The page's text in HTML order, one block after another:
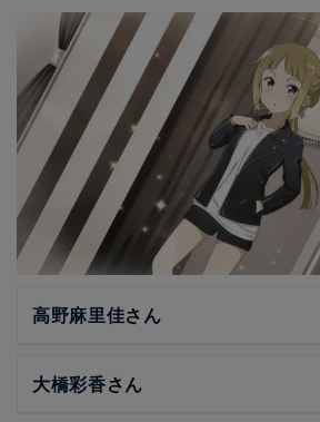
高野麻里佳さん
大橋彩香さん